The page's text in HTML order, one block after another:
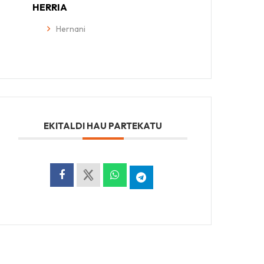
HERRIA
Hernani
EKITALDI HAU PARTEKATU